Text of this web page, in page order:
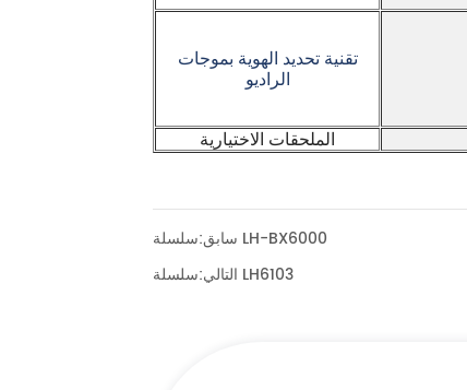
سابق: سلسلة LH-BX6000
التالي: سلسلة LH6103